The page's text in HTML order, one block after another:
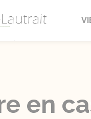
Triac-
en